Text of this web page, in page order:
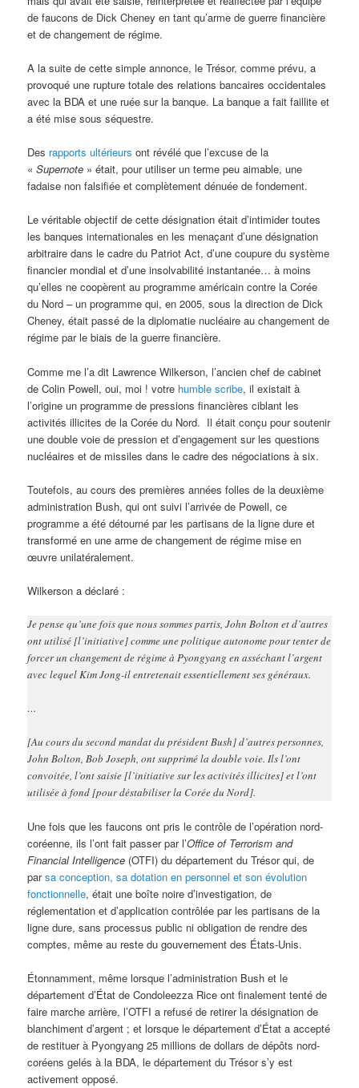
de faucons de Dick Cheney en tant qu’arme de guerre financière
et de changement de régime.
A la suite de cette simple annonce, le Trésor, comme prévu, a
provoqué une rupture totale des relations bancaires occidentales
avec la BDA et une ruée sur la banque. La banque a fait faillite et
a été mise sous séquestre.
Des rapports ultérieurs ont révélé que l’excuse de la
«Supernote » était, pour utiliser un terme peu aimable, une
fadaise non falsifiée et complètement dénuée de fondement.
Le véritable objectif de cette désignation était d’intimider toutes
les banques internationales en les menaçant d’une désignation
arbitraire dans le cadre du Patriot Act, d’une coupure du système
financier mondial et d’une insolvabilité instantanée… à moins
qu’elles ne coopèrent au programme américain contre la Corée
du Nord – un programme qui, en 2005, sous la direction de Dick
Cheney, était passé de la diplomatie nucléaire au changement de
régime par le biais de la guerre financière.
Comme me l’a dit Lawrence Wilkerson, l’ancien chef de cabinet
de Colin Powell, oui, moi ! votre humble scribe, il existait à
l’origine un programme de pressions financières ciblant les
activités illicites de la Corée du Nord. Il était conçu pour soutenir
une double voie de pression et d’engagement sur les questions
nucléaires et de missiles dans le cadre des négociations à six.
Toutefois, au cours des premières années folles de la deuxième
administration Bush, qui ont suivi l’arrivée de Powell, ce
programme a été détourné par les partisans de la ligne dure et
transformé en une arme de changement de régime mise en
œuvre unilatéralement.
Wilkerson a déclaré :
Je pense qu’une fois que nous sommes partis, John Bolton et d’autres
ont utilisé [l’initiative] comme une politique autonome pour tenter de
forcer un changement de régime à Pyongyang en asséchant l’argent
avec lequel Kim Jong-il entretenait essentiellement ses généraux.
…
[Au cours du second mandat du président Bush] d’autres personnes,
John Bolton, Bob Joseph, ont supprimé la double voie. Ils l’ont
convoitée, l’ont saisie [l’initiative sur les activités illicites] et l’ont
utilisée à fond [pour déstabiliser la Corée du Nord].
Une fois que les faucons ont pris le contrôle de l’opération nord-
coréenne, ils l’ont fait passer par l’Office of Terrorism and
Financial Intelligence (OTFI) du département du Trésor qui, de
parsa conception, sa dotation en personnel et son évolution
fonctionnelle, était une boîte noire d’investigation, de
réglementation et d’application contrôlée par les partisans de la
ligne dure, sans processus public ni obligation de rendre des
comptes, même au reste du gouvernement des États-Unis.
Étonnamment, même lorsque l’administration Bush et le
département d’État de Condoleezza Rice ont finalement tenté de
faire marche arrière, l’OTFI a refusé de retirer la désignation de
blanchiment d’argent ; et lorsque le département d’État a accepté
de restituer à Pyongyang 25 millions de dollars de dépôts nord-
coréens gelés à la BDA, le département du Trésor s’y est
activement opposé.